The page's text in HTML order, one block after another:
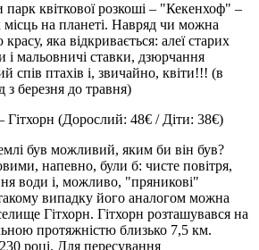
парк квіткової розкоші – "Кекенхоф" –
на планеті. Навряд чи можна
яка відкривається: алеї старих
і мальовничі ставки, дзюрчання
спів птахів і, звичайно, квіти!!! (в
з березня до травня)
Гітхорн (Дорослий: 48€ / Діти: 38€)
був можливий, яким би він був?
напевно, були б: чисте повітря,
води і, можливо, "пряникові"
випадку його аналогом можна
Гітхорн. Гітхорн розташувався на
протяжністю близько 7,5 км.
році. Для пересування